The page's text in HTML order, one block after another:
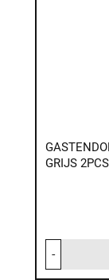
GRIJS 2PCS
-